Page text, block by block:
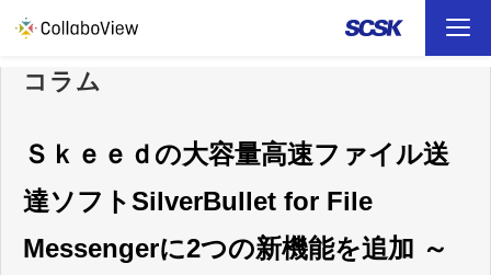
TOP
ソリューション
事例
コラム
Ｓｋｅｅｄの大容量高速ファイル送
達ソフトSilverBullet for File
Messengerに2つの新機能を追加 ～